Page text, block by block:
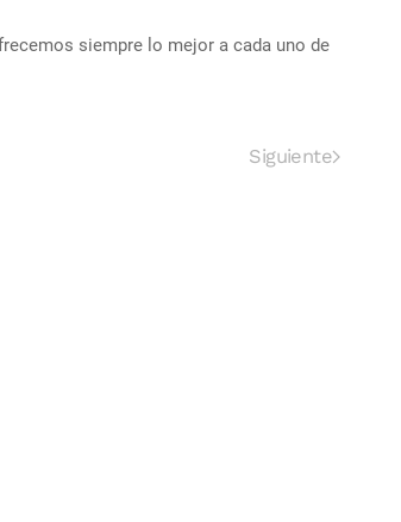
siempre lo mejor a cada uno de
Siguiente